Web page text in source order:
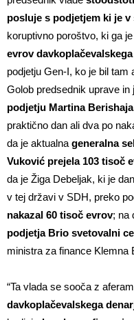
posluje s podjetjem ki je
koruptivno poroštvo, ki ga
evrov
podjetju Gen-I, ko je bil tam
Golob predsednik uprave in
podjetju Martina Berishaja
praktično dan ali dva po
da je aktualna generalna
Vuković prejela 103 tisoč
da je Žiga Debeljak, ki je
v tej državi v SDH, preko
nakazal 60 tisoč evrov; na
podjetja Brio svetovalni
ministra za finance Klemna
“Ta vlada se sooča z
davkoplačevalskega